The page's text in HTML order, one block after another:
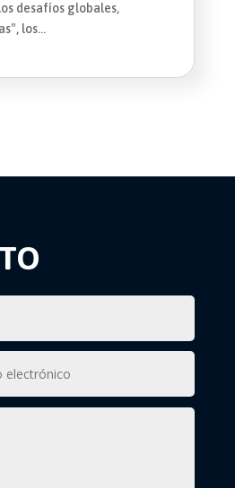
desafíos globales,
los...